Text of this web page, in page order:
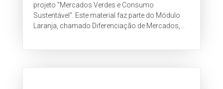
projeto "Mercados Verdes e Consumo
Sustentável". Este material faz parte do Módulo
Laranja, chamado Diferenciação de Mercados,